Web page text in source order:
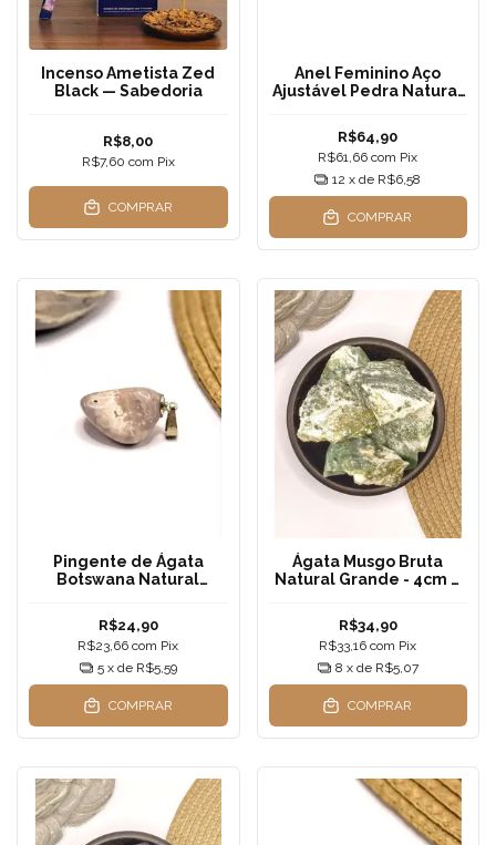
Incenso Ametista Zed
Black — Sabedoria
R$8,00
R$7,60 com Pix
COMPRAR
Anel Feminino Aço
Ajustável Pedra Natural
R$64,90
R$61,66com Pix
12 x de R$6,58
COMPRAR
Pingente de Ágata
Botswana Natural
R$24,90
R$23,66com Pix
5 x de R$5,59
COMPRAR
Ágata Musgo Bruta
Natural Grande - 4cm a
R$34,90
R$33,16com Pix
8 x de R$5,07
COMPRAR